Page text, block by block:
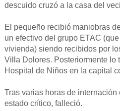
descuido cruzó a la casa del
El pequeño recibió maniobras
un efectivo del grupo ETAC
vivienda) siendo recibidos por
Villa Dolores. Posteriormente lo
Hospital de Niños en la capital
Tras varias horas de
estado crítico, falleció.